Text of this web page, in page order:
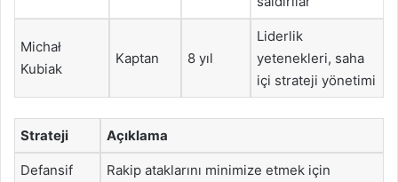
Michał
Kubiak
Kaptan 8 yıl
Liderlik
yetenekleri, saha
içi strateji yönetimi
Strateji Açıklama
Defansif
Rakip ataklarını minimize etmek için